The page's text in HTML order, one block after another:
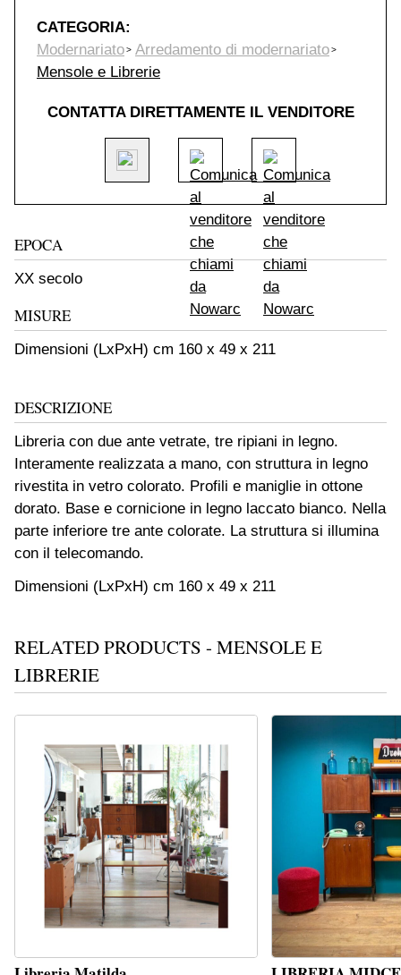
CATEGORIA:
Modernariato
Arredamento di modernariato
Mensole e Librerie
CONTATTA DIRETTAMENTE IL VENDITORE
EPOCA
XX secolo
MISURE
Dimensioni (LxPxH) cm 160 x 49 x 211
DESCRIZIONE
Libreria con due ante vetrate, tre ripiani in legno.
Interamente realizzata a mano, con struttura in legno
rivestita in vetro colorato. Profili e maniglie in ottone
dorato. Base e cornicione in legno laccato bianco. Nella
parte inferiore tre ante colorate. La struttura si illumina
con il telecomando.
Dimensioni (LxPxH) cm 160 x 49 x 211
RELATED PRODUCTS - MENSOLE E
LIBRERIE